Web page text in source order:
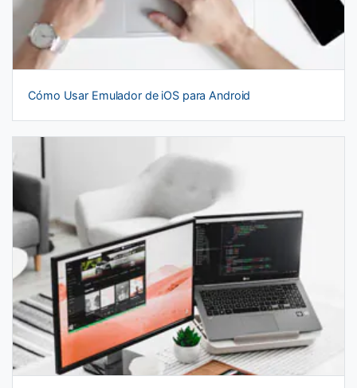
Recuperar Desbloquear Transferir Reparar Sistema
Prueba Dr.Fone Online
Cómo Usar Emulador de iOS para Android